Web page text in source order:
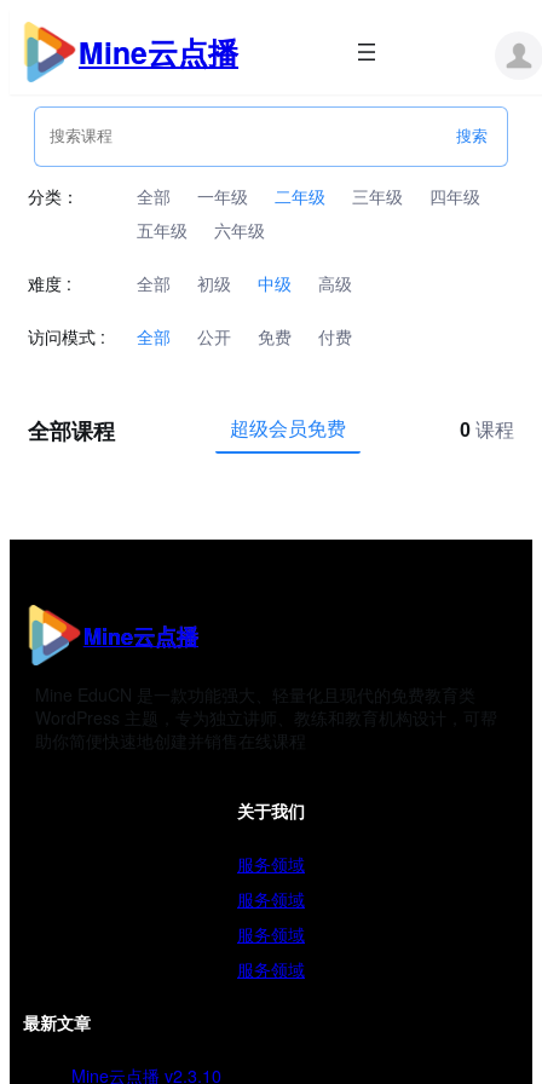
跳
内
Mine云点播
分类： 全部 一年级 二年级 三年级
四年级
五年级
六年级
难度 : 全部 初级 中级 高级
访问模式 : 全部 公开 免费 付费
全部课程 超级会员免费 0 课程
Mine云点播
Mine EduCN 是一款功能强大、轻量化且现代的免费教育类
WordPress 主题，专为独立讲师、教练和教育机构设计，可帮
助你简便快速地创建并销售在线课程
关于我们
服务领域
服务领域
服务领域
服务领域
最新文章
Mine云点播 v2.3.10